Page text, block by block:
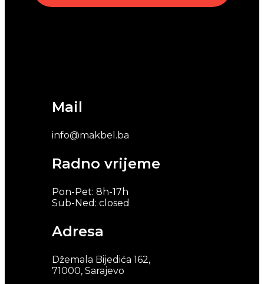
Mail
info@makbel.ba
Radno vrijeme
Pon-Pet: 8h-17h
Sub-Ned: closed
Adresa
Džemala Bijedića 162,
71000, Sarajevo